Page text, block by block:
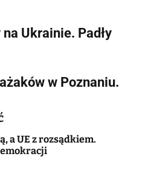
Ukrainie. Padły
w Poznaniu.
a UE z rozsądkiem.